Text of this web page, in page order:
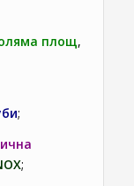
площ,
;
;